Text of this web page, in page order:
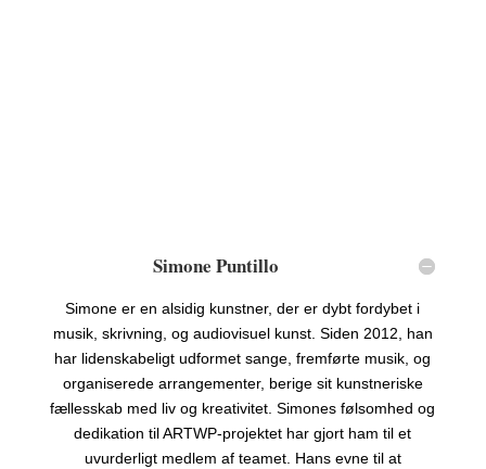
Simone Puntillo
Simone er en alsidig kunstner, der er dybt fordybet i
musik, skrivning, og audiovisuel kunst. Siden 2012, han
har lidenskabeligt udformet sange, fremførte musik, og
organiserede arrangementer, berige sit kunstneriske
fællesskab med liv og kreativitet. Simones følsomhed og
dedikation til ARTWP-projektet har gjort ham til et
uvurderligt medlem af teamet. Hans evne til at